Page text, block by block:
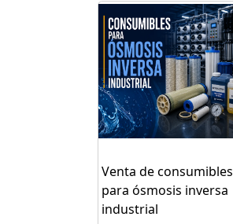
Venta de consumibles
para ósmosis inversa
industrial